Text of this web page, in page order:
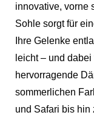
innovative, vorne
Sohle sorgt für
Ihre Gelenke
leicht – und
hervorragende
sommerlichen
und Safari bis hin